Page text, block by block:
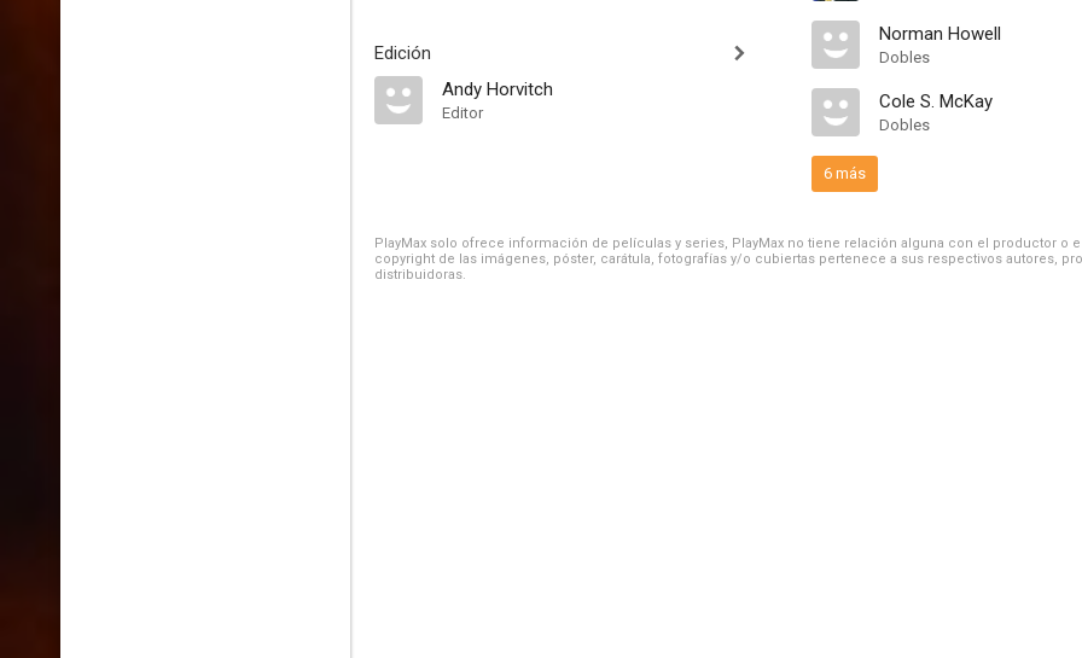
Edición
Andy Horvitch
Editor
Norman Howell
Dobles
Cole S. McKay
Dobles
6 más
PlayMax solo ofrece información de películas y series, PlayMax no tiene relación alguna con el productor o
copyright de las imágenes, póster, carátula, fotografías y/o cubiertas pertenece a sus respectivos autores,
distribuidoras.